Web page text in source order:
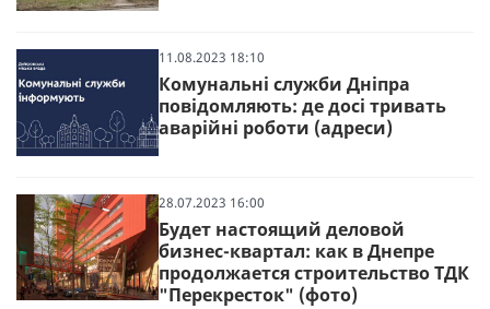
11.08.2023 18:10
Комунальні служби Дніпра
повідомляють: де досі тривать
аварійні роботи (адреси)
28.07.2023 16:00
Будет настоящий деловой
бизнес-квартал: как в Днепре
продолжается строительство ТДК
"Перекресток" (фото)